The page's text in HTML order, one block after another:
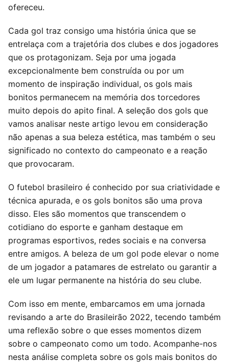
ofereceu.
Cada gol traz consigo uma história única que se
entrelaça com a trajetória dos clubes e dos jogadores
que os protagonizam. Seja por uma jogada
excepcionalmente bem construída ou por um
momento de inspiração individual, os gols mais
bonitos permanecem na memória dos torcedores
muito depois do apito final. A seleção dos gols que
vamos analisar neste artigo levou em consideração
não apenas a sua beleza estética, mas também o seu
significado no contexto do campeonato e a reação
que provocaram.
O futebol brasileiro é conhecido por sua criatividade e
técnica apurada, e os gols bonitos são uma prova
disso. Eles são momentos que transcendem o
cotidiano do esporte e ganham destaque em
programas esportivos, redes sociais e na conversa
entre amigos. A beleza de um gol pode elevar o nome
de um jogador a patamares de estrelato ou garantir a
ele um lugar permanente na história do seu clube.
Com isso em mente, embarcamos em uma jornada
revisando a arte do Brasileirão 2022, tecendo também
uma reflexão sobre o que esses momentos dizem
sobre o campeonato como um todo. Acompanhe-nos
nesta análise completa sobre os gols mais bonitos do